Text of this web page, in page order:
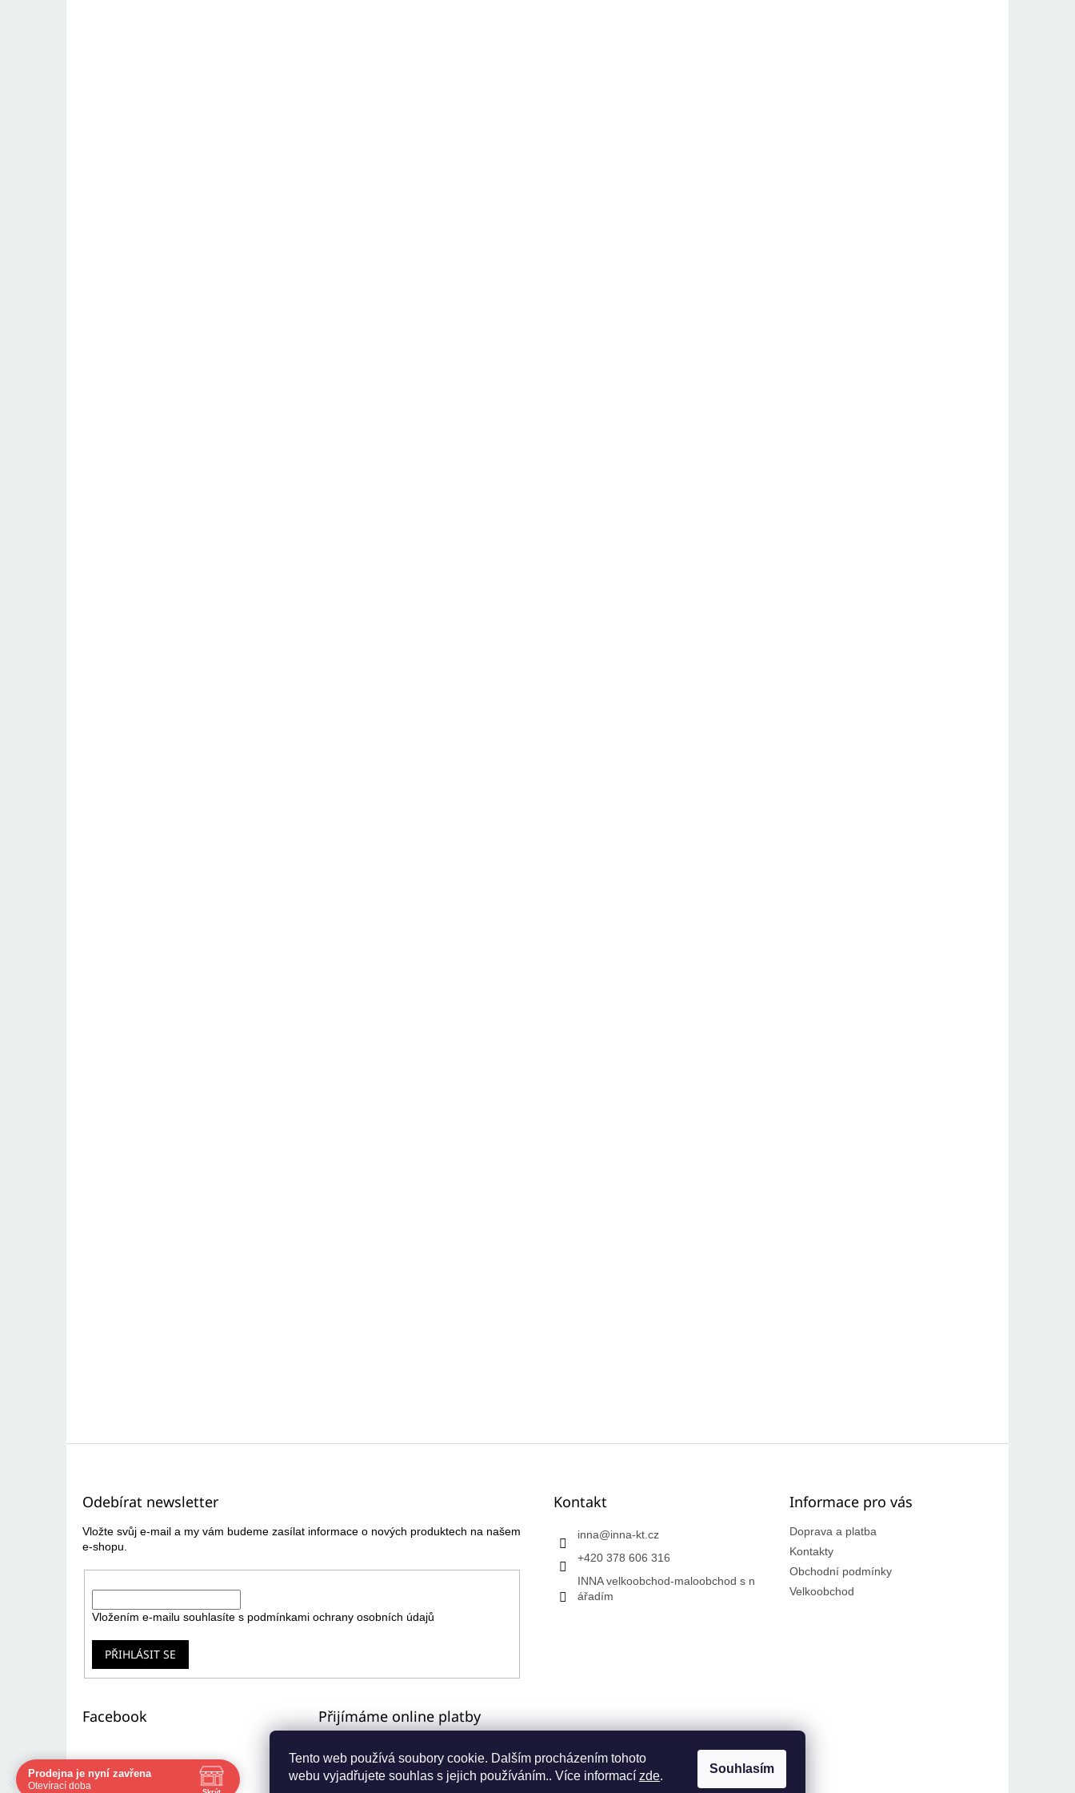
Tento web používá soubory cookie. Dalším procházením tohoto
webu vyjadřujete souhlas s jejich používáním.. Více informací zde.
Souhlasím
Odebírat newsletter
Vložte svůj e-mail a my vám budeme zasílat informace o nových produktech na našem
e-shopu.
Vložením e-mailu souhlasíte s podmínkami ochrany osobních údajů
PŘIHLÁSIT SE
Kontakt
inna@inna-kt.cz
+420 378 606 316
INNA velkoobchod-maloobchod s n
ářadím
Informace pro vás
Doprava a platba
Kontakty
Obchodní podmínky
Velkoobchod
Facebook Přijímáme online platby
Prodejna je nyní zavřena
Otevírací dobaNavštivte nás osobně